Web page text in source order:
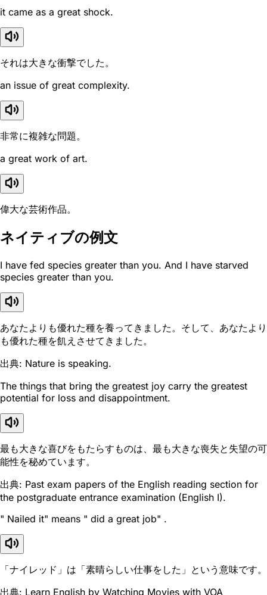
it came as a great shock.
それは大きな衝撃でした。
an issue of great complexity.
非常に複雑な問題。
a great work of art.
偉大な芸術作品。
ネイティブの例文
I have fed species greater than you. And I have starved
species greater than you.
あなたよりも優れた種を養ってきました。そして、あなたより
も優れた種を飢えさせてきました。
出典: Nature is speaking.
The things that bring the greatest joy carry the greatest
potential for loss and disappointment.
最も大きな喜びをもたらすものは、最も大きな喪失と失望の可
能性を秘めています。
出典: Past exam papers of the English reading section for
the postgraduate entrance examination (English I).
" Nailed it" means " did a great job" .
「ナイレッド」は「素晴らしい仕事をした」という意味です。
出典: Learn English by Watching Movies with VOA